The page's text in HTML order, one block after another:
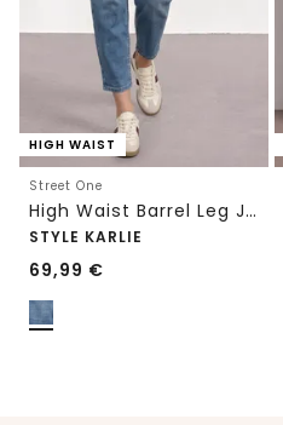
HIGH WAIST
Street One
High Waist Barrel Leg Jeans im Loose Fit
STYLE KARLIE
69,99 €